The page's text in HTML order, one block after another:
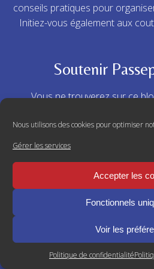
Nous utilisons des cookies pour optimiser
Gérer les services
Accepter les
Fonctionnels
Voir les
Politique de confidentialité
conseils pratiques pour
Initiez-vous également aux
Soutenir
Vous ne trouverez sur ce
triés sur le volet (et toujours
conserver cette
soutenir sur Patreonpour
bénéficiez de